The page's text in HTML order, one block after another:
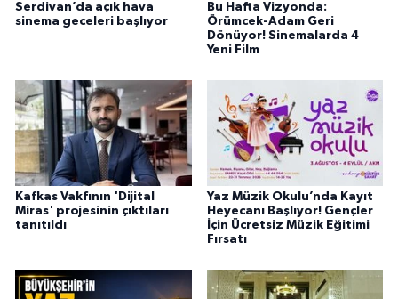
Serdivan’da açık hava
sinema geceleri başlıyor
Bu Hafta Vizyonda:
Örümcek-Adam Geri
Dönüyor! Sinemalarda 4
Yeni Film
Kafkas Vakfının 'Dijital
Miras' projesinin çıktıları
tanıtıldı
Yaz Müzik Okulu’nda Kayıt
Heyecanı Başlıyor! Gençler
İçin Ücretsiz Müzik Eğitimi
Fırsatı